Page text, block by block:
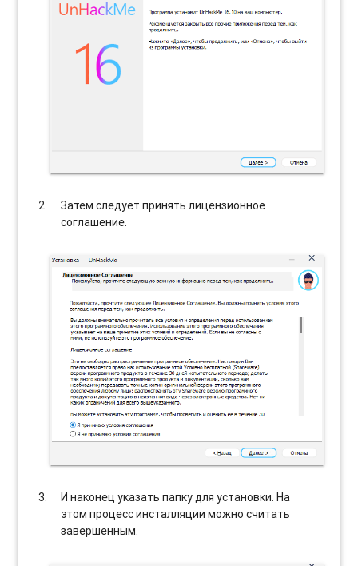
Затем следует принять лицензионное
соглашение.
И наконец указать папку для установки. На
этом процесс инсталляции можно считать
завершенным.